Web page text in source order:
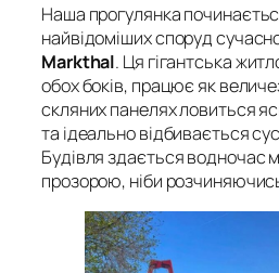
Наша прогулянка
найвідоміших споруд
Markthal. Ця гігантська
обох боків, працює як
скляних панелях ловиться
та ідеально відбивається
Будівля здається водночас
прозорою, ніби